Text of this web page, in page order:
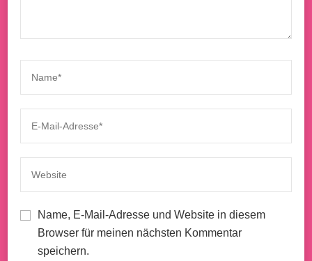
Name, E-Mail-Adresse und Website in diesem
Browser für meinen nächsten Kommentar
speichern.